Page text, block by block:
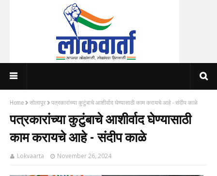
Home सोलापूर पत्रकारांच्या कुटुंबाचे आशीर्वाद घेण्यासाठी काम करायचे आहे - संदीप काळे
पत्रकारांच्या कुटुंबाचे आशीर्वाद घेण्यासाठी
काम करायचे आहे - संदीप काळे
Lokvaarta November 26, 2024